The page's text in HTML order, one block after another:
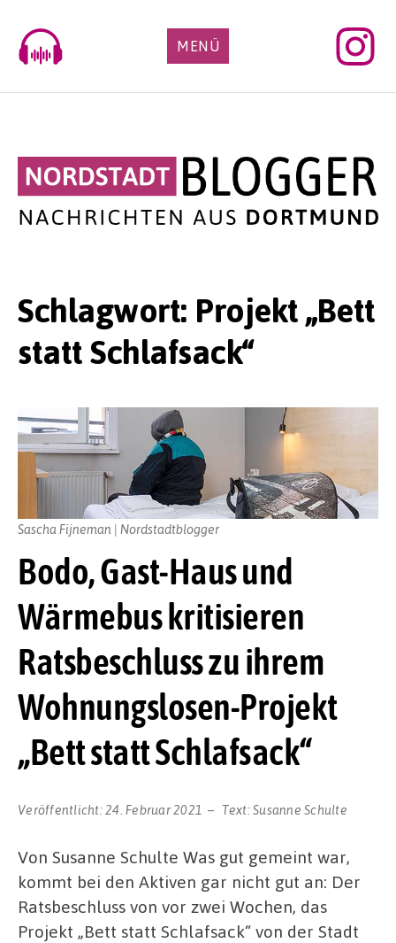
content
MENÜ
Schlagwort: Projekt „Bett
statt Schlafsack“
Bodo, Gast-Haus und
Wärmebus kritisieren
Ratsbeschluss zu ihrem
Wohnungslosen-Projekt
„Bett statt Schlafsack“
Veröffentlicht:24. Februar 2021 Text:Susanne Schulte
Sascha Fijneman | Nordstadtblogger
Von Susanne Schulte Was gut gemeint war,
kommt bei den Aktiven gar nicht gut an: Der
Ratsbeschluss von vor zwei Wochen, das
Projekt „Bett statt Schlafsack“ von der Stadt